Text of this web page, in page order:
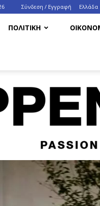
Σύνδεση / Εγγραφή Ελλάδα
ΠΟΛΙΤΙΚΗ